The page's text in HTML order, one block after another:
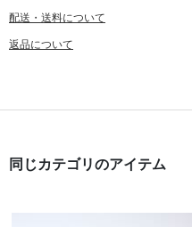
配送・送料について
返品について
同じカテゴリのアイテム